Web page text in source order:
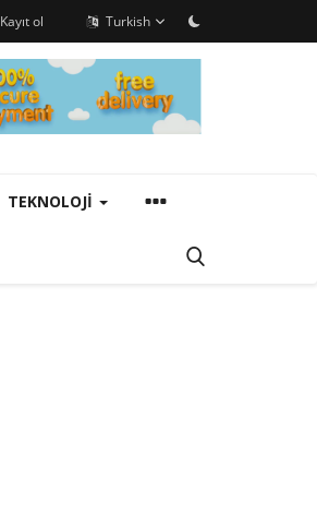
Kayıt ol Turkish
TEKNOLOJI